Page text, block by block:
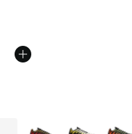
Meer kleuren